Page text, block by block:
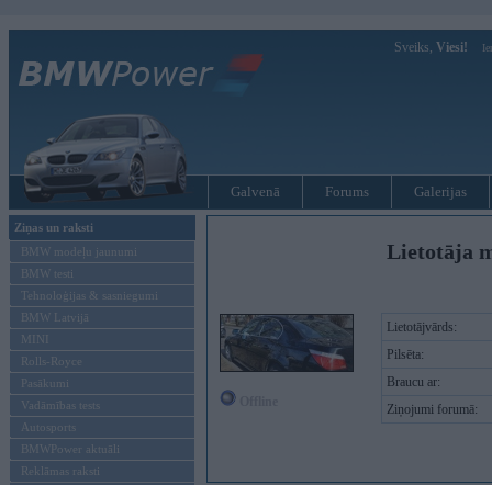
Sveiks, Viesi!
Galvenā Forums Galerijas
Ziņas un raksti
BMW modeļu jaunumi
BMW testi
Tehnoloģijas & sasniegumi
BMW Latvijā
MINI
Rolls-Royce
Pasākumi
Vadāmības tests
Autosports
BMWPower aktuāli
Reklāmas raksti
Lietotāja
Lietotājvārds:
Pilsēta:
Braucu ar:
Ziņojumi forumā: